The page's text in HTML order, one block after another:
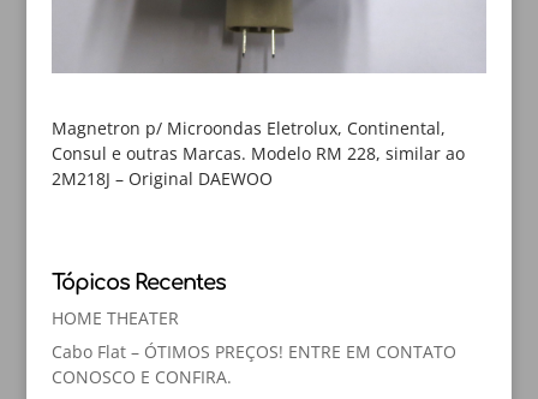
Magnetron p/ Microondas Eletrolux, Continental,
Consul e outras Marcas. Modelo RM 228, similar ao
2M218J – Original DAEWOO
Tópicos Recentes
HOME THEATER
Cabo Flat – ÓTIMOS PREÇOS! ENTRE EM CONTATO
CONOSCO E CONFIRA.